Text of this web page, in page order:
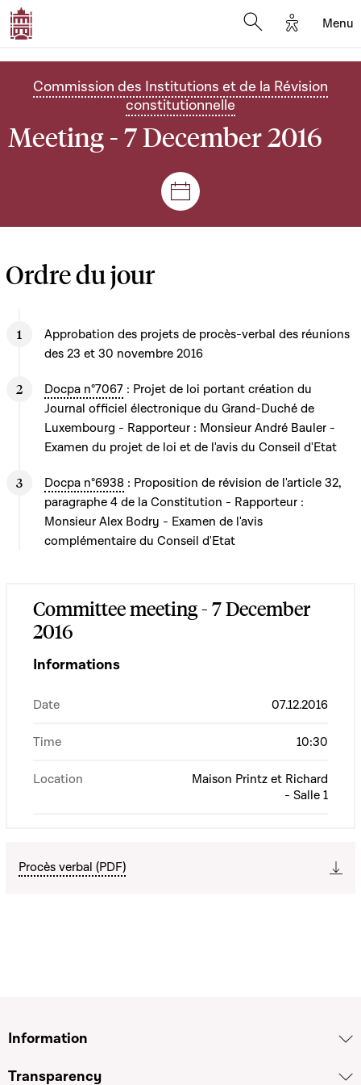
Options
Menu
Commission des Institutions et de la Révision
constitutionnelle
Meeting - 7 December 2016
Sessions and meetings
Ordre du jour
Approbation des projets de procès-verbal des réunions
des 23 et 30 novembre 2016
Docpa n°7067 : Projet de loi portant création du
Journal officiel électronique du Grand-Duché de
Luxembourg - Rapporteur : Monsieur André Bauler -
Examen du projet de loi et de l'avis du Conseil d'Etat
Docpa n°6938 : Proposition de révision de l'article 32,
paragraphe 4 de la Constitution - Rapporteur :
Monsieur Alex Bodry - Examen de l'avis
complémentaire du Conseil d'Etat
Committee meeting - 7 December
2016
Informations
Date 07.12.2016
Time 10:30
Location
Maison Printz et Richard
- Salle 1
Procès verbal (PDF)
Information
Transparency